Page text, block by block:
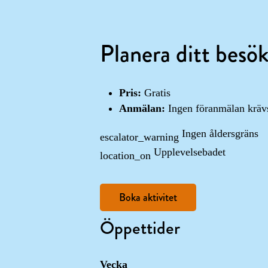
Planera ditt
Pris: Gratis
Anmälan: Ingen föranmälan
escalator_warning Ingen åldersgräns
location_on Upplevelsebadet
Boka aktivitet
Öppettider
Vecka